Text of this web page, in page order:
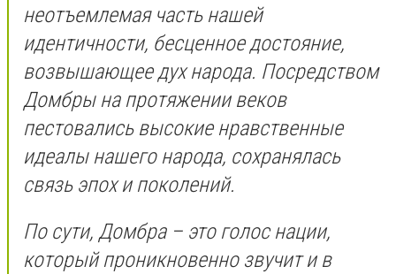
неотъемлемая часть нашей
идентичности, бесценное достояние,
возвышающее дух народа. Посредством
Домбры на протяжении веков
пестовались высокие нравственные
идеалы нашего народа, сохранялась
связь эпох и поколений.
По сути, Домбра – это голос нации,
который проникновенно звучит и в